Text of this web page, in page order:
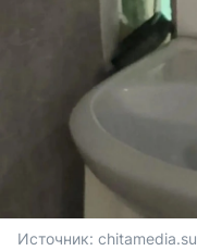
Источник: chitamedia.su